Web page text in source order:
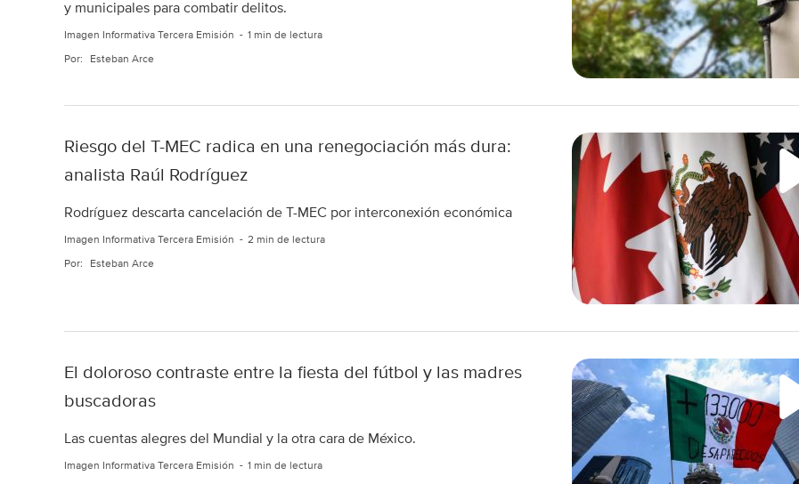
y municipales para combatir delitos.
Imagen Informativa Tercera Emisión 1 min de lectura
Por: Esteban Arce
Riesgo del T-MEC radica en una renegociación más dura:
analista Raúl Rodríguez
Rodríguez descarta cancelación de T-MEC por interconexión económica
Imagen Informativa Tercera Emisión 2 min de lectura
Por: Esteban Arce
El doloroso contraste entre la fiesta del fútbol y las madres
buscadoras
Las cuentas alegres del Mundial y la otra cara de México.
Imagen Informativa Tercera Emisión 1 min de lectura